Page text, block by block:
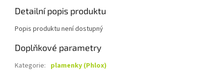
Detailní popis produktu
Popis produktu není dostupný
Doplňkové parametry
Kategorie: plamenky (Phlox)